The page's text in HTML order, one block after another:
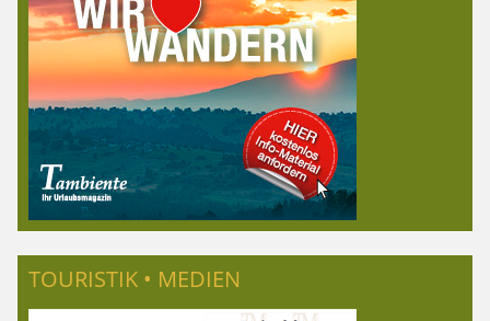
TOURISTIK • MEDIEN